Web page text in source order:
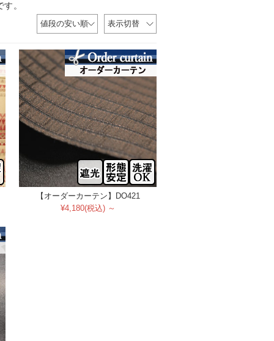
。
値段の安い順 表示切替
【オーダーカーテン】DO421
¥4,180(税込) ～